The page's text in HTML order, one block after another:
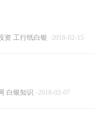
资 工行纸白银 · 2018-02-15
白银知识 · 2018-02-07